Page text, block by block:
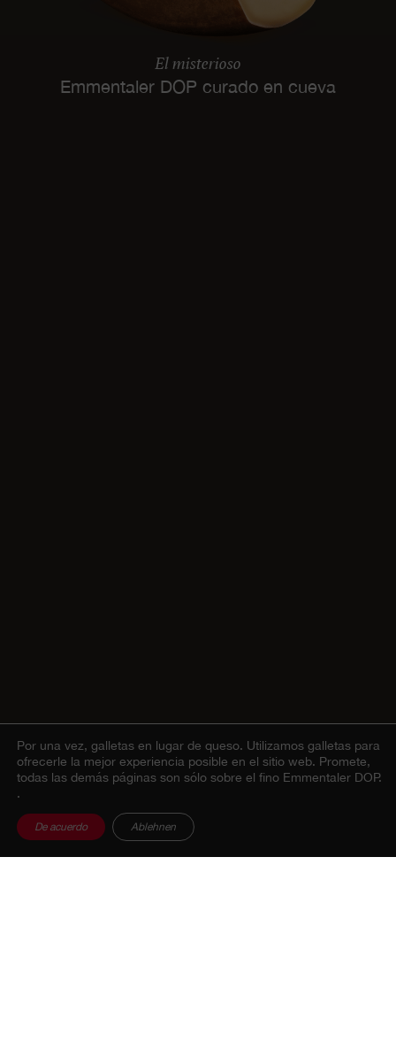
El misterioso
Emmentaler DOP curado en cueva
Por una vez, galletas en lugar de queso. Utilizamos galletas para
ofrecerle la mejor experiencia posible en el sitio web. Promete,
todas las demás páginas son sólo sobre el fino Emmentaler DOP.
.
De acuerdo Ablehnen